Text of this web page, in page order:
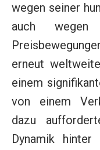
wegen seiner
auch wegen
erneut
einem
von einem
dazu
Dynamik